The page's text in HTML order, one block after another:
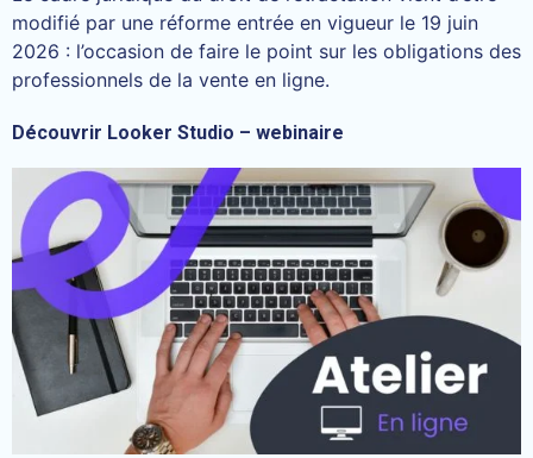
modifié par une réforme entrée en vigueur le 19 juin
2026 : l’occasion de faire le point sur les obligations des
professionnels de la vente en ligne.
Découvrir Looker Studio – webinaire